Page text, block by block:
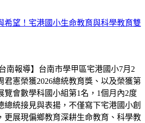
希望！宅港國小生命教育與科學教育雙
南報導】台南市學甲區宅港國小7月2
君憲榮獲2026總統教育獎、以及榮獲第
覽會數學科國小組第1名，1個月內2度
總統接見與表揚，不僅寫下宅港國小創
更展現偏鄉教育深耕生命教育、科學教